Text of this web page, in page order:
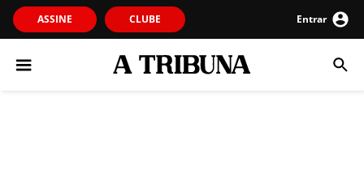
ASSINE CLUBE Entrar